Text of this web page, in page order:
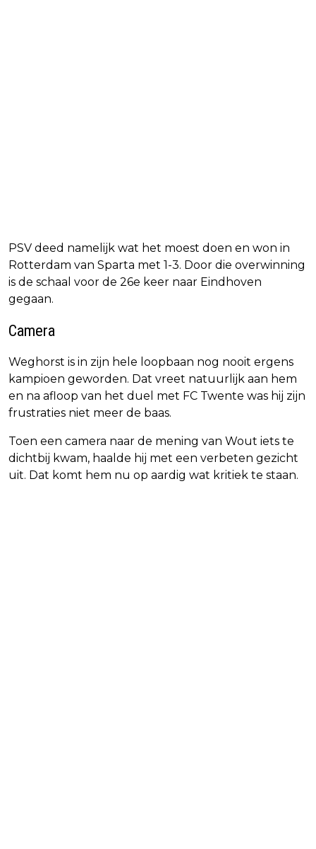
PSV deed namelijk wat het moest doen en won in
Rotterdam van Sparta met 1-3. Door die overwinning
is de schaal voor de 26e keer naar Eindhoven
gegaan.
Camera
Weghorst is in zijn hele loopbaan nog nooit ergens
kampioen geworden. Dat vreet natuurlijk aan hem
en na afloop van het duel met FC Twente was hij zijn
frustraties niet meer de baas.
Toen een camera naar de mening van Wout iets te
dichtbij kwam, haalde hij met een verbeten gezicht
uit. Dat komt hem nu op aardig wat kritiek te staan.